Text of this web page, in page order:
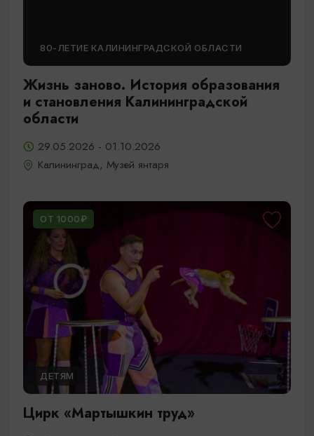
80-ЛЕТИЕ КАЛИНИНГРАДСКОЙ ОБЛАСТИ
Жизнь заново. История образования
и становления Калининградской
области
29.05.2026 - 01.10.2026
Калининград, Музей янтаря
ОТ 1000₽
ДЕТЯМ
Цирк «Мартышкин труд»